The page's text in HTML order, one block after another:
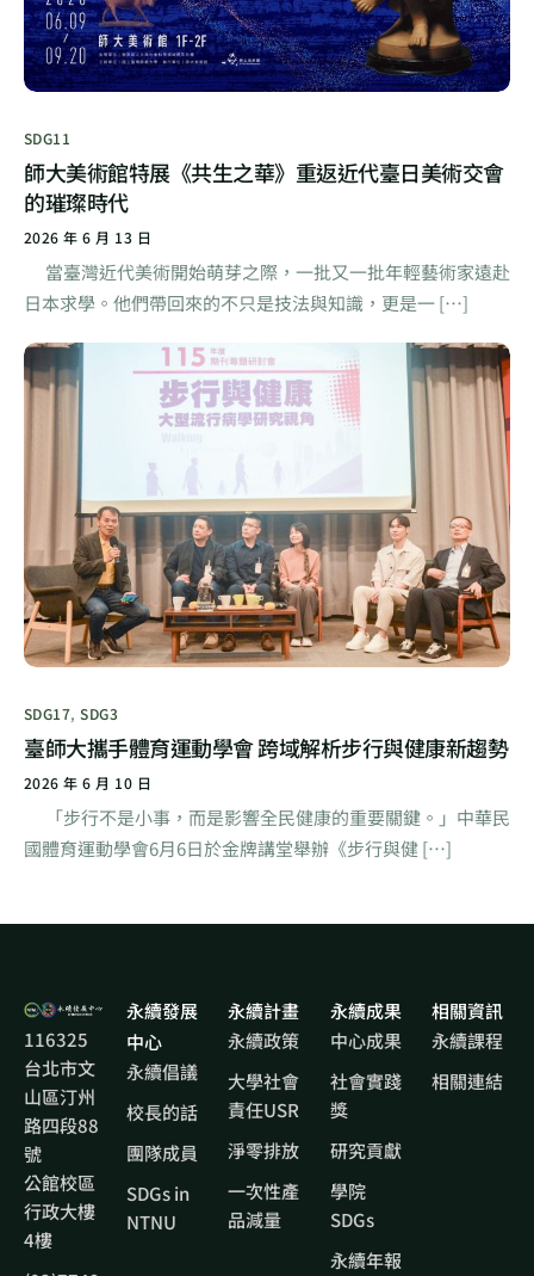
SDG11
師大美術館特展《共生之華》重返近代臺日美術交會
的璀璨時代
2026 年 6 月 13 日
當臺灣近代美術開始萌芽之際，一批又一批年輕藝術家遠赴
日本求學。他們帶回來的不只是技法與知識，更是一 […]
SDG17,SDG3
臺師大攜手體育運動學會 跨域解析步行與健康新趨勢
2026 年 6 月 10 日
「步行不是小事，而是影響全民健康的重要關鍵。」中華民
國體育運動學會6月6日於金牌講堂舉辦《步行與健 […]
116325
台北市文
山區汀州
路四段88
號
公館校區
行政大樓
4樓
永續發展
中心
永續倡議
校長的話
團隊成員
SDGs in
NTNU
永續計畫
永續政策
大學社會
責任USR
淨零排放
一次性產
品減量
永續成果
中心成果
社會實踐
獎
研究貢獻
學院
SDGs
永續年報
相關資訊
永續課程
相關連結